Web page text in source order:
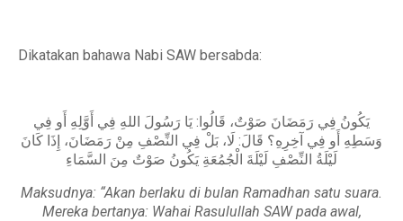
Dikatakan bahawa Nabi SAW bersabda:
يَكُونُ فِي رَمَضَانَ صَوْتٌ، قَالُوا: يَا رَسُولَ اللهِ فِي أَوَّلِهِ أَو فِي
وَسَطِهِ أَو فِي آخِرِهِ؟ قَالَ: لَا، بَلْ فِي النِّصْفِ مِنْ رَمَضَانَ، إِذَا كَانَ
لَيْلَةُ النِّصْفِ لَيْلَةَ الْجُمُعَةِ يَكُونُ صَوْتٌ مِنَ السَّمَاءِ
Maksudnya: “Akan berlaku di bulan Ramadhan satu suara.
Mereka bertanya: Wahai Rasulullah SAW pada awal,